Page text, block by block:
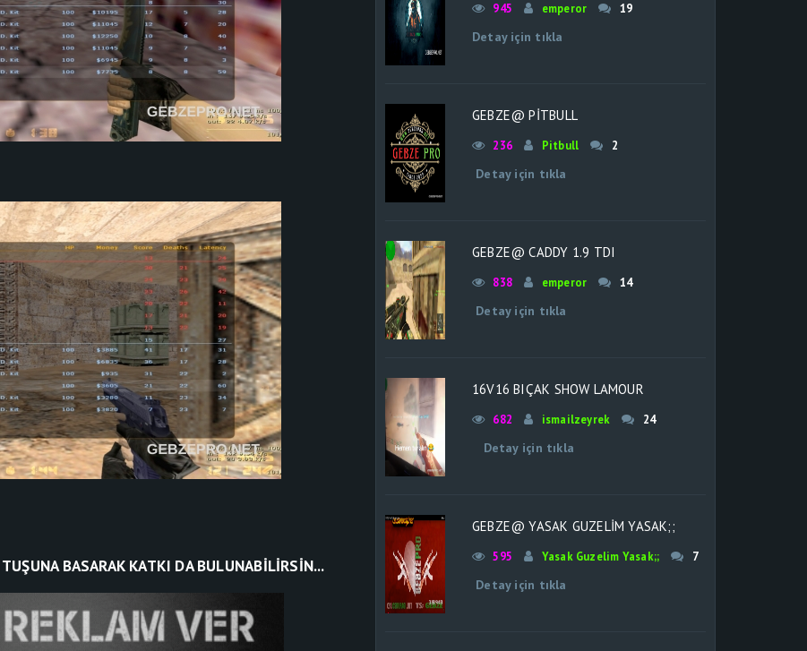
TUŞUNA BASARAK KATKI DA BULUNABİLİRSİN...
945 emperor 19
Detay için tıkla
GEBZE@ PİTBULL
236 Pitbull 2
Detay için tıkla
GEBZE@ CADDY 1.9 TDI
838 emperor 14
Detay için tıkla
16V16 BIÇAK SHOW LAMOUR
682 ismailzeyrek 24
Detay için tıkla
GEBZE@ YASAK GUZELIM YASAK;;
595 Yasak Guzelim Yasak;; 7
Detay için tıkla